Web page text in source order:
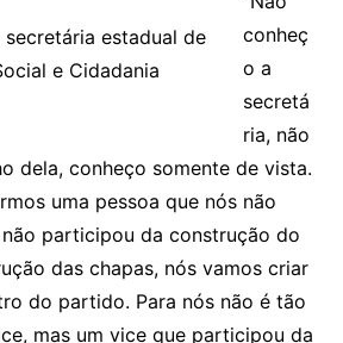
secretária estadual de
e Cidadania
conheç
o a
secretá
ria, não
dela, conheço somente de vista.
uma pessoa que nós não
participou da construção do
das chapas, nós vamos criar
do partido. Para nós não é tão
mas um vice que participou da